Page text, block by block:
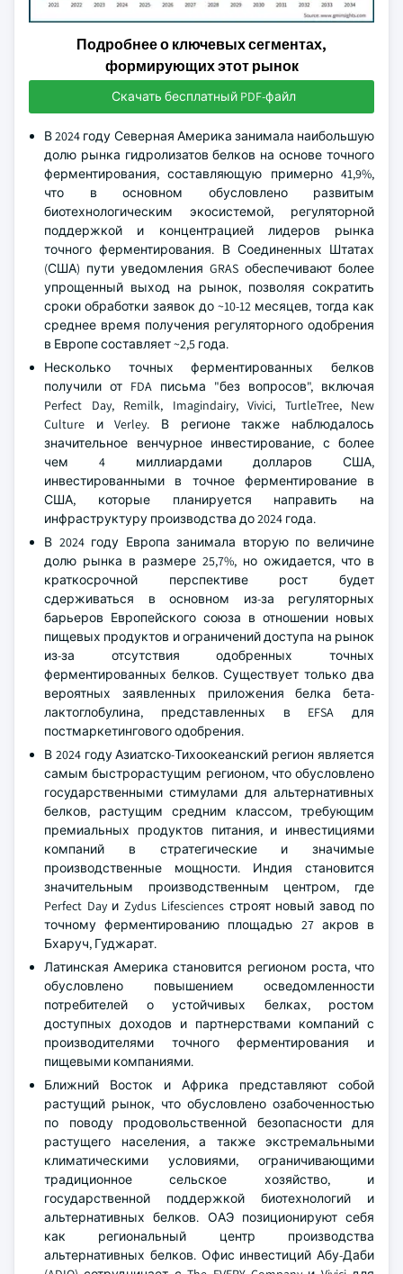
Подробнее о ключевых сегментах,
формирующих этот рынок
Скачать бесплатный PDF-файл
В 2024 году Северная Америка занимала наибольшую
долю рынка гидролизатов белков на основе точного
ферментирования, составляющую примерно 41,9%,
что в основном обусловлено развитым
биотехнологическим экосистемой, регуляторной
поддержкой и концентрацией лидеров рынка
точного ферментирования. В Соединенных Штатах
(США) пути уведомления GRAS обеспечивают более
упрощенный выход на рынок, позволяя сократить
сроки обработки заявок до ~10-12 месяцев, тогда как
среднее время получения регуляторного одобрения
в Европе составляет ~2,5 года.
Несколько точных ферментированных белков
получили от FDA письма "без вопросов", включая
Perfect Day, Remilk, Imagindairy, Vivici, TurtleTree, New
Culture и Verley. В регионе также наблюдалось
значительное венчурное инвестирование, с более
чем 4 миллиардами долларов США,
инвестированными в точное ферментирование в
США, которые планируется направить на
инфраструктуру производства до 2024 года.
В 2024 году Европа занимала вторую по величине
долю рынка в размере 25,7%, но ожидается, что в
краткосрочной перспективе рост будет
сдерживаться в основном из-за регуляторных
барьеров Европейского союза в отношении новых
пищевых продуктов и ограничений доступа на рынок
из-за отсутствия одобренных точных
ферментированных белков. Существует только два
вероятных заявленных приложения белка бета-
лактоглобулина, представленных в EFSA для
постмаркетингового одобрения.
В 2024 году Азиатско-Тихоокеанский регион является
самым быстрорастущим регионом, что обусловлено
государственными стимулами для альтернативных
белков, растущим средним классом, требующим
премиальных продуктов питания, и инвестициями
компаний в стратегические и значимые
производственные мощности. Индия становится
значительным производственным центром, где
Perfect Day и Zydus Lifesciences строят новый завод по
точному ферментированию площадью 27 акров в
Бхаруч, Гуджарат.
Латинская Америка становится регионом роста, что
обусловлено повышением осведомленности
потребителей о устойчивых белках, ростом
доступных доходов и партнерствами компаний с
производителями точного ферментирования и
пищевыми компаниями.
Ближний Восток и Африка представляют собой
растущий рынок, что обусловлено озабоченностью
по поводу продовольственной безопасности для
растущего населения, а также экстремальными
климатическими условиями, ограничивающими
традиционное сельское хозяйство, и
государственной поддержкой биотехнологий и
альтернативных белков. ОАЭ позиционируют себя
как региональный центр производства
альтернативных белков. Офис инвестиций Абу-Даби